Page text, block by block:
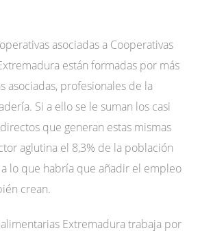
asociadas a Cooperativas
están formadas por más
asociadas, profesionales de la
Si a ello se le suman los casi
que generan estas mismas
aglutina el 8,3% de la población
lo que habría que añadir el empleo
crean.
Extremadura trabaja por